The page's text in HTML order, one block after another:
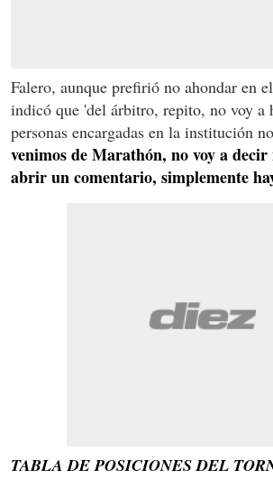
Falero, aunque prefirió no ahondar en
indicó que 'del árbitro, repito, no voy a
personas encargadas en la institución
venimos de Marathón, no voy a
abrir un comentario, simplemente
TABLA DE POSICIONES DEL